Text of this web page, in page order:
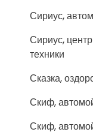
Сириус,
Сириус,
техники
Сказка,
Скиф,
Скиф,